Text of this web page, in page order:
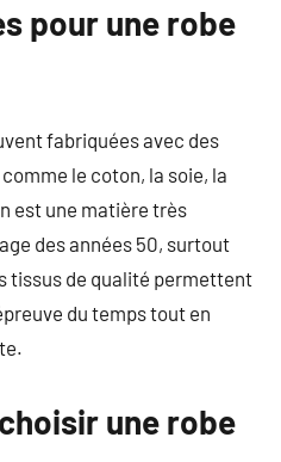
pour une robe
fabriquées avec des
le coton, la soie, la
est une matière très
des années 50, surtout
tissus de qualité permettent
du temps tout en
une robe